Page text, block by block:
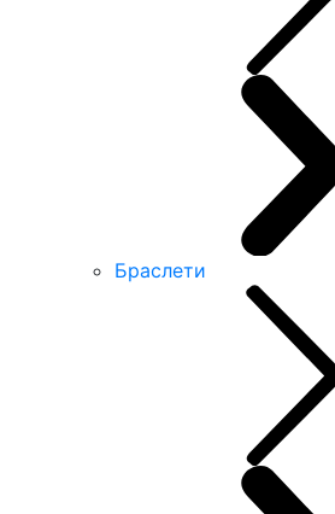
Браслети